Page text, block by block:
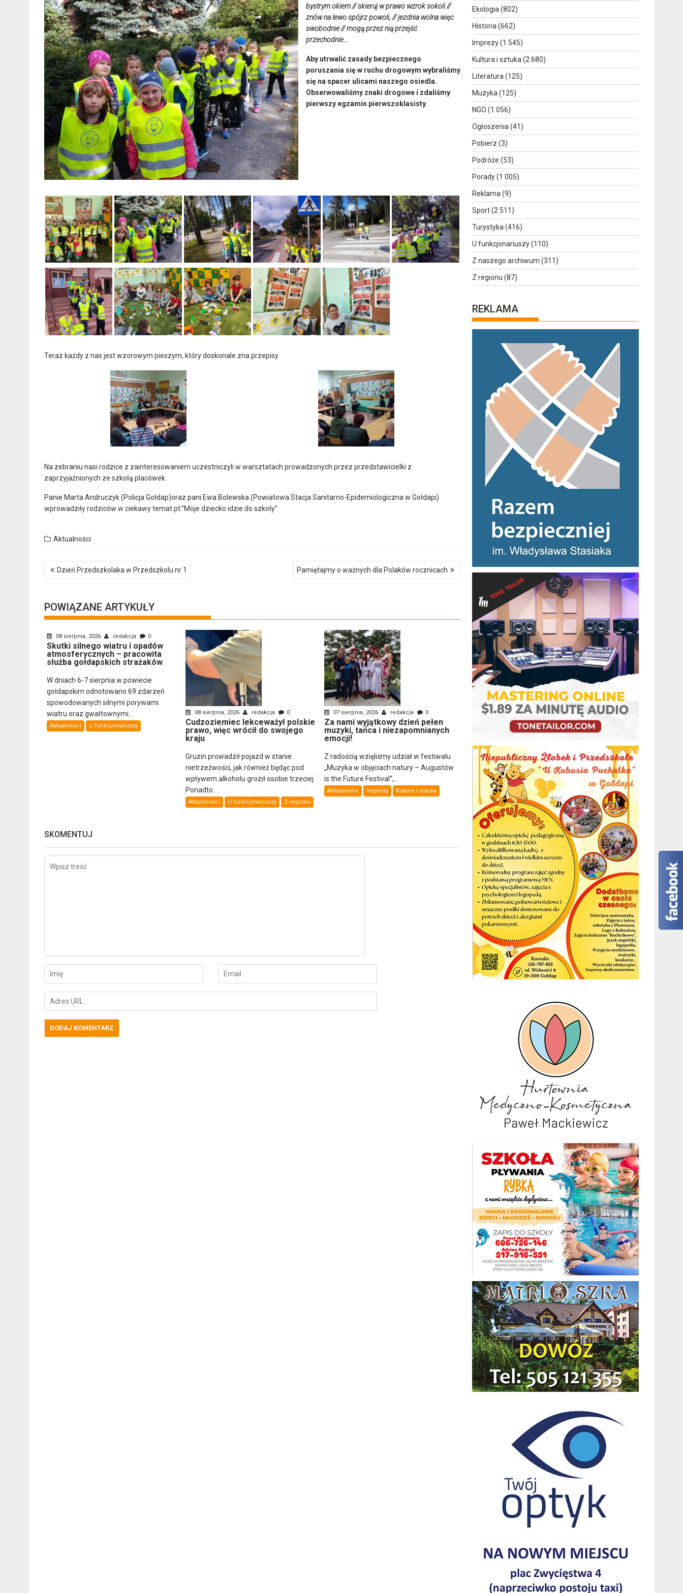
bystrym okiem // skieruj w prawo wzrok sokoli //
znów na lewo spójrz powoli, // jezdnia wolna więc
swobodnie // mogą przez nią przejść
przechodnie…
Aby utrwalić zasady bezpiecznego
poruszania się w ruchu drogowym wybraliśmy
się na spacer ulicami naszego osiedla.
Obserwowaliśmy znaki drogowe i zdaliśmy
pierwszy egzamin pierwszoklasisty.
Teraz każdy z nas jest wzorowym pieszym, który doskonale zna przepisy.
Na zebraniu nasi rodzice z zainteresowaniem uczestniczyli w warsztatach prowadzonych przez przedstawicielki z
zaprzyjaźnionych ze szkołą placówek.
Panie Marta Andruczyk (Policja Gołdap)oraz pani Ewa Bolewska (Powiatowa Stacja Sanitarno-Epidemiologiczna w Gołdapi)
wprowadziły rodziców w ciekawy temat pt.”Moje dziecko idzie do szkoły”
Aktualności
Nawigacja
wpisu
Dzień Przedszkolaka w Przedszkolu nr 1 Pamiętajmy o ważnych dla Polaków rocznicach
POWIĄZANE ARTYKUŁY
08 sierpnia, 2026 redakcja 0
Skutki silnego wiatru i opadów
atmosferycznych – pracowita
służba gołdapskich strażaków
W dniach 6-7 sierpnia w powiecie
gołdapskim odnotowano 69 zdarzeń
spowodowanych silnymi porywami
wiatru oraz gwałtownymi...
Aktualności U funkcjonariuszy
08 sierpnia, 2026 redakcja 0
Cudzoziemiec lekceważył polskie
prawo, więc wrócił do swojego
kraju
Gruzin prowadził pojazd w stanie
nietrzeźwości, jak również będąc pod
wpływem alkoholu groził osobie trzeciej.
Ponadto...
Aktualności U funkcjonariuszy Z regionu
07 sierpnia, 2026 redakcja 0
Za nami wyjątkowy dzień pełen
muzyki, tańca i niezapomnianych
emocji!
Z radością wzięliśmy udział w festiwalu
„Muzyka w objęciach natury – Augustów
is the Future Festival”,...
Aktualności Imprezy Kultura i sztuka
SKOMENTUJ
Ekologia (802)
Historia (662)
Imprezy(1 545)
Kultura i sztuka (2 680)
Literatura (125)
Muzyka (125)
NGO (1 056)
Ogłoszenia (41)
Pobierz (3)
Podróże (53)
Porady(1 005)
Reklama (9)
Sport(2 511)
Turystyka (416)
U funkcjonariuszy(110)
Z naszego archiwum (311)
Z regionu (87)
REKLAMA